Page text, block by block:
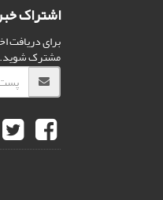
اشتراک
برای دریافت
مشترک شوید.